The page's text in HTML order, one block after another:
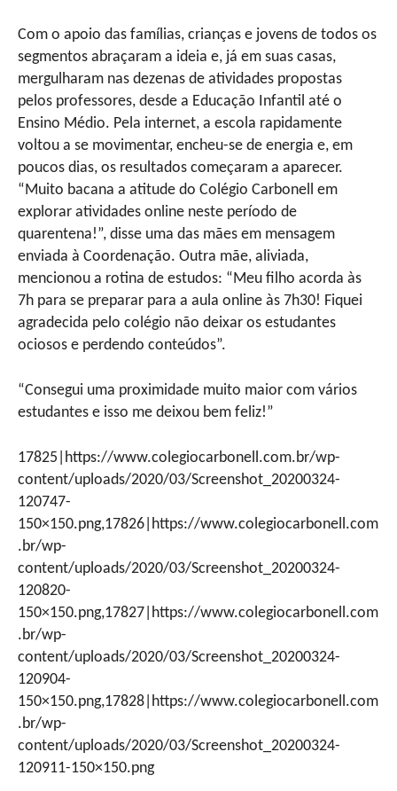
Com o apoio das famílias, crianças e jovens de todos os
segmentos abraçaram a ideia e, já em suas casas,
mergulharam nas dezenas de atividades propostas
pelos professores, desde a Educação Infantil até o
Ensino Médio. Pela internet, a escola rapidamente
voltou a se movimentar, encheu-se de energia e, em
poucos dias, os resultados começaram a aparecer.
“Muito bacana a atitude do Colégio Carbonell em
explorar atividades online neste período de
quarentena!”, disse uma das mães em mensagem
enviada à Coordenação. Outra mãe, aliviada,
mencionou a rotina de estudos: “Meu filho acorda às
7h para se preparar para a aula online às 7h30! Fiquei
agradecida pelo colégio não deixar os estudantes
ociosos e perdendo conteúdos”.
“Consegui uma proximidade muito maior com vários
estudantes e isso me deixou bem feliz!”
17825|https://www.colegiocarbonell.com.br/wp-
content/uploads/2020/03/Screenshot_20200324-
120747-
150×150.png,17826|https://www.colegiocarbonell.com
.br/wp-
content/uploads/2020/03/Screenshot_20200324-
120820-
150×150.png,17827|https://www.colegiocarbonell.com
.br/wp-
content/uploads/2020/03/Screenshot_20200324-
120904-
150×150.png,17828|https://www.colegiocarbonell.com
.br/wp-
content/uploads/2020/03/Screenshot_20200324-
120911-150×150.png